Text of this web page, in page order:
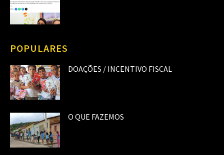
POPULARES
DOAÇÕES / INCENTIVO FISCAL
O QUE FAZEMOS